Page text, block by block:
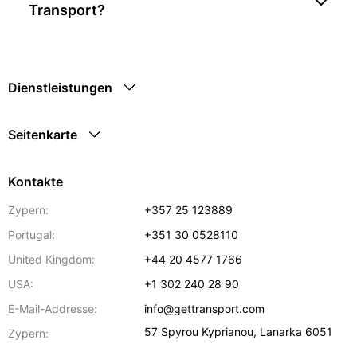
Transport?
Dienstleistungen
Seitenkarte
Kontakte
Zypern:
+357 25 123889
Portugal:
+351 30 0528110
United Kingdom:
+44 20 4577 1766
USA:
+1 302 240 28 90
E-Mail-Addresse:
info@gettransport.com
Zypern:
57 Spyrou Kyprianou, Lanarka 6051